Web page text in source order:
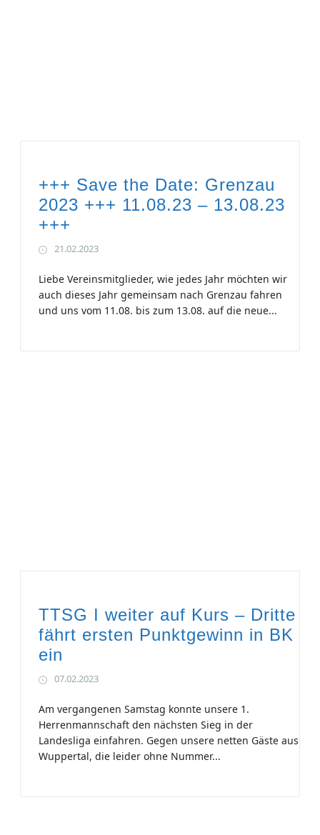
+++ Save the Date: Grenzau
2023 +++ 11.08.23 – 13.08.23
+++
21.02.2023
Liebe Vereinsmitglieder, wie jedes Jahr möchten wir
auch dieses Jahr gemeinsam nach Grenzau fahren
und uns vom 11.08. bis zum 13.08. auf die neue...
TTSG I weiter auf Kurs – Dritte
fährt ersten Punktgewinn in BK
ein
07.02.2023
Am vergangenen Samstag konnte unsere 1.
Herrenmannschaft den nächsten Sieg in der
Landesliga einfahren. Gegen unsere netten Gäste aus
Wuppertal, die leider ohne Nummer...